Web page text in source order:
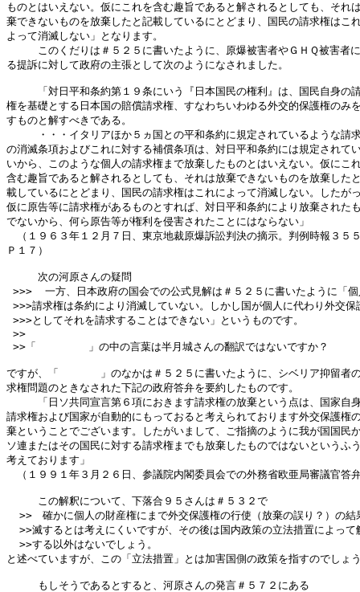
ものとはいえない。仮にこれを含む趣旨であると解されるとしても、それ
棄できないものを放棄したと記載しているにとどまり、国民の請求権はこ
よって消滅しない」となります。
このくだりは＃５２５に書いたように、原爆被害者やＧＨＱ被害者
る提訴に対して政府の主張として次のようになされました。
「対日平和条約第１９条にいう『日本国民の権利』は、国民自身の
権を基礎とする日本国の賠償請求権、すなわちいわゆる外交的保護権のみ
すものと解すべきである。
・・・イタリアほか５ヵ国との平和条約に規定されているような請
の消滅条項およびこれに対する補償条項は、対日平和条約には規定されて
いから、このような個人の請求権まで放棄したものとはいえない。仮にこ
含む趣旨であると解されるとしても、それは放棄できないものを放棄した
載しているにとどまり、国民の請求権はこれによって消滅しない。したが
仮に原告等に請求権があるものとすれば、対日平和条約により放棄された
でないから、何ら原告等が権利を侵害されたことにはならない」
（１９６３年１２月７日、東京地裁原爆訴訟判決の摘示。判例時報３５
Ｐ１７）
次の河原さんの疑問
>>>  一方、日本政府の国会での公式見解は＃５２５に書いたように「
>>>請求権は条約により消滅していない。しかし国が個人に代わり外交保
>>>としてそれを請求することはできない」というものです。
>>
>>「　　　　　」の中の言葉は半月城さんの翻訳ではないですか？
ですが、「　　　　」のなかは＃５２５に書いたように、シベリア抑留者
求権問題のときなされた下記の政府答弁を要約したものです。
「日ソ共同宣言第６項におきます請求権の放棄という点は、国家自
請求権および国家が自動的にもっておると考えられております外交保護権
棄ということでございます。したがいまして、ご指摘のように我が国国民
ソ連またはその国民に対する請求権までも放棄したものではないというふ
考えております」
（１９９１年３月２６日、参議院内閣委員会での外務省欧亜局審議官答
この解釈について、下落合９５さんは＃５３２で
>>　確かに個人の財産権にまで外交保護権の行使（放棄の誤り？）の結
>>滅するとは考えにくいですが、その後は国内政策の立法措置によって
  >>する以外はないでしょう。
と述べていますが、この「立法措置」とは加害国側の政策を指すのでしょ
もしそうであるとすると、河原さんの発言＃５７２にある